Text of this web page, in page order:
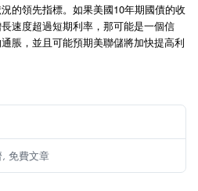
的領先指標。如果美國10年期國債的收
速度超過短期利率，那可能是一個信
脹，並且可能預期美聯儲將加快提高利
免費文章